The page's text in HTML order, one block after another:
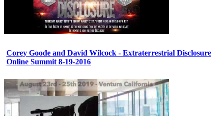
Corey Goode and David Wilcock - Extraterrestrial Disclosure
Online Summit 8-19-2016